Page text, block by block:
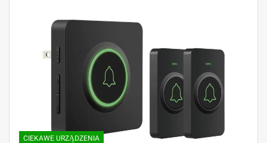
CIEKAWE URZĄDZENIA